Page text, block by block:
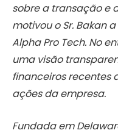
sobre a transação e
motivou o Sr. Bakan
Alpha Pro Tech. No
uma visão
financeiros recentes
ações da empresa.
Fundada em